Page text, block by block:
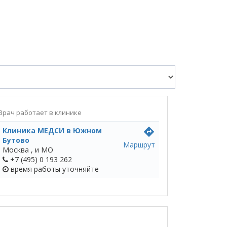
работает в клинике
Клиника МЕДСИ в Южном
Бутово
Москва , и МО
+7 (495) 0 193 262
время работы уточняйте
directions
Маршрут